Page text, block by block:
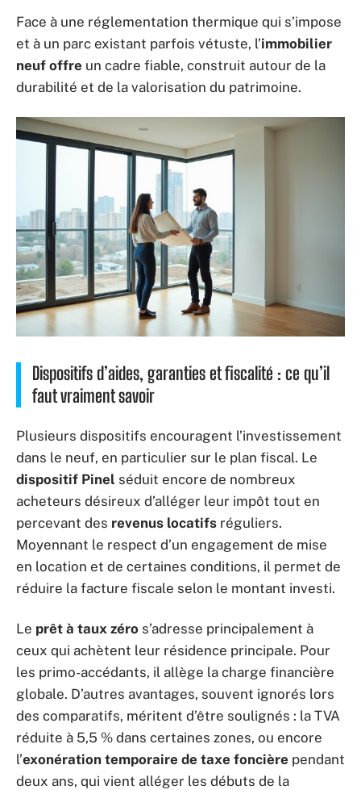
Face à une réglementation thermique qui s’impose
et à un parc existant parfois vétuste, l’immobilier
neuf offre un cadre fiable, construit autour de la
durabilité et de la valorisation du patrimoine.
Dispositifs d’aides, garanties et fiscalité : ce qu’il
faut vraiment savoir
Plusieurs dispositifs encouragent l’investissement
dans le neuf, en particulier sur le plan fiscal. Le
dispositif Pinel séduit encore de nombreux
acheteurs désireux d’alléger leur impôt tout en
percevant des revenus locatifs réguliers.
Moyennant le respect d’un engagement de mise
en location et de certaines conditions, il permet de
réduire la facture fiscale selon le montant investi.
Le prêt à taux zéro s’adresse principalement à
ceux qui achètent leur résidence principale. Pour
les primo-accédants, il allège la charge financière
globale. D’autres avantages, souvent ignorés lors
des comparatifs, méritent d’être soulignés : la TVA
réduite à 5,5 % dans certaines zones, ou encore
l’exonération temporaire de taxe foncière pendant
deux ans, qui vient alléger les débuts de la